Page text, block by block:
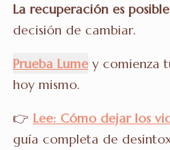
La recuperación es posible
decisión de cambiar.
Prueba Lume y comienza
hoy mismo.
👉 Lee: Cómo dejar los
guía completa de